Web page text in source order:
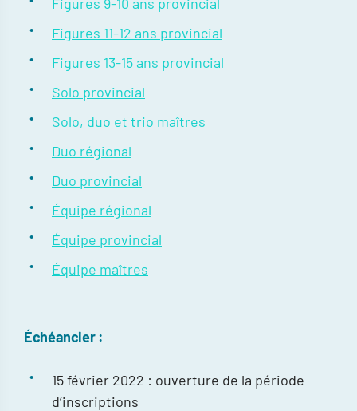
Figures 11-12 ans provincial
Figures 13-15 ans provincial
Solo provincial
Solo, duo et trio maîtres
Duo régional
Duo provincial
Équipe régional
Équipe provincial
Équipe maîtres
Échéancier :
15 février 2022 : ouverture de la période
d’inscriptions